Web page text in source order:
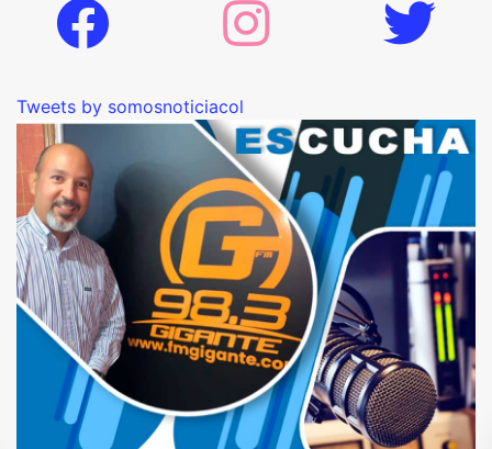
Tweets by somosnoticiacol